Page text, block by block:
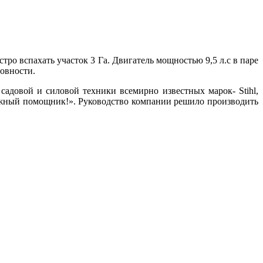
вспахать участок 3 Га. Двигатель мощностью 9,5 л.с в паре
и силовой техники всемирно известных марок- Stihl,
помощник!». Руководство компании решило производить